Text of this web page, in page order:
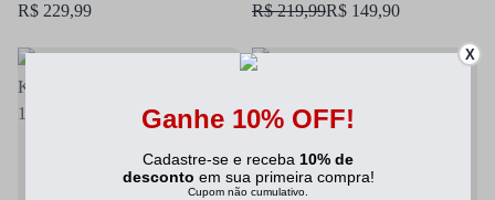
R$ 229,99
R$ 219,99R$ 149,90
X